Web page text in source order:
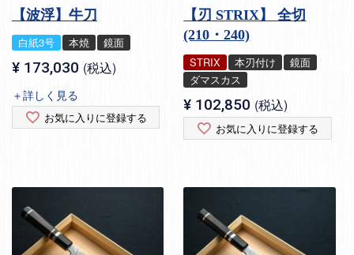
【波浮】牛刀
白紙3号 本焼 鏡面
¥ 173,030 税込
＋詳しく見る
お気に入りに登録する
【刃 STRIX】 全切
(210・240)
STRIX 本刃付け
鏡面
ダマスカス
¥ 102,850 税込
お気に入りに登録する